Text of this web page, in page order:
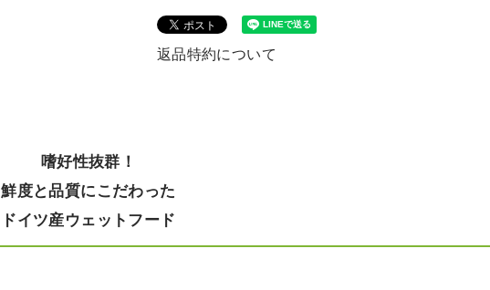
返品特約について
嗜好性抜群！
鮮度と品質にこだわった
ドイツ産ウェットフード